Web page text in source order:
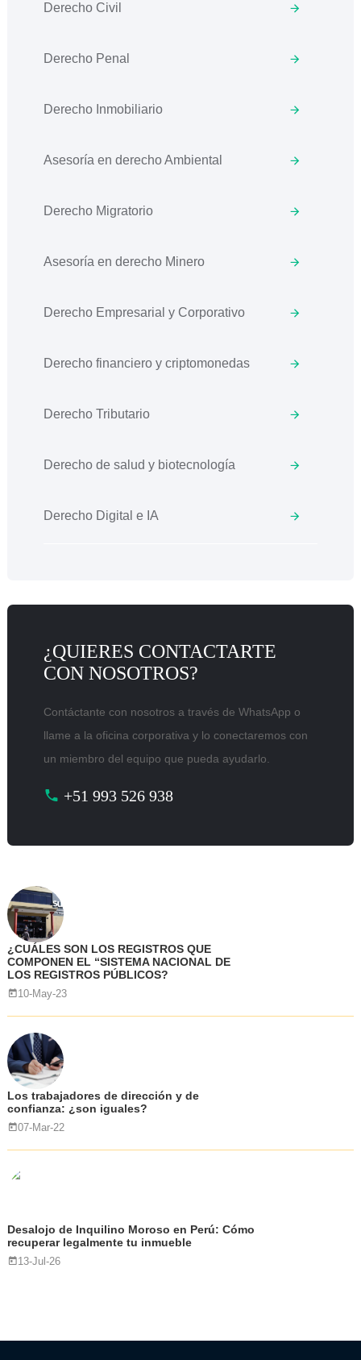
Derecho Civil
Derecho Penal
Derecho Inmobiliario
Asesoría en derecho Ambiental
Derecho Migratorio
Asesoría en derecho Minero
Derecho Empresarial y Corporativo
Derecho financiero y criptomonedas
Derecho Tributario
Derecho de salud y biotecnología
Derecho Digital e IA
¿QUIERES CONTACTARTE
CON NOSOTROS?
Contáctante con nosotros a través de WhatsApp o
llame a la oficina corporativa y lo conectaremos con
un miembro del equipo que pueda ayudarlo.
+51 993 526 938
¿CUÁLES SON LOS REGISTROS QUE
COMPONEN EL “SISTEMA NACIONAL DE
LOS REGISTROS PÚBLICOS?
10-May-23
Los trabajadores de dirección y de
confianza: ¿son iguales?
07-Mar-22
Desalojo de Inquilino Moroso en Perú: Cómo
recuperar legalmente tu inmueble
13-Jul-26